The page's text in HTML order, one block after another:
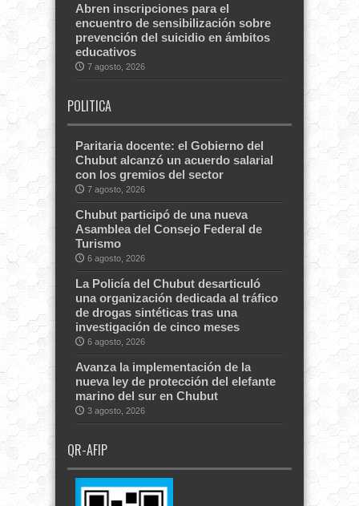
Abren inscripciones para el
encuentro de sensibilización sobre
prevención del suicidio en ámbitos
educativos
7 agosto, 2026
POLITICA
Paritaria docente: el Gobierno del
Chubut alcanzó un acuerdo salarial
con los gremios del sector
7 agosto, 2026
Chubut participó de una nueva
Asamblea del Consejo Federal de
Turismo
6 agosto, 2026
La Policía del Chubut desarticuló
una organización dedicada al tráfico
de drogas sintéticas tras una
investigación de cinco meses
6 agosto, 2026
Avanza la implementación de la
nueva ley de protección del elefante
marino del sur en Chubut
3 agosto, 2026
QR-AFIP